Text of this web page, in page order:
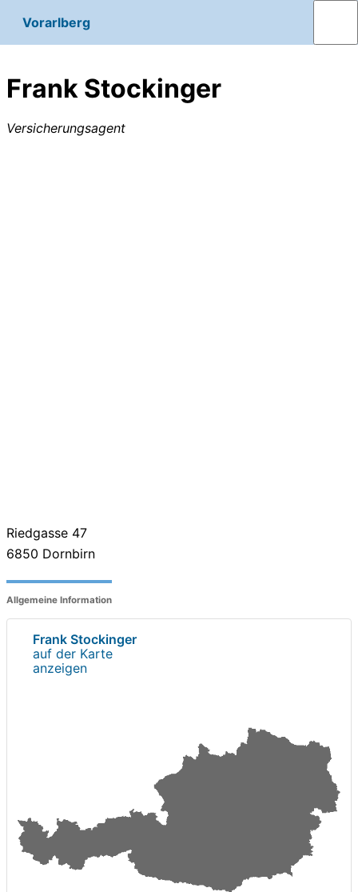
Vorarlberg
Frank Stockinger
Versicherungsagent
Riedgasse 47
6850 Dornbirn
Allgemeine Information
Frank Stockinger
auf der Karte
anzeigen